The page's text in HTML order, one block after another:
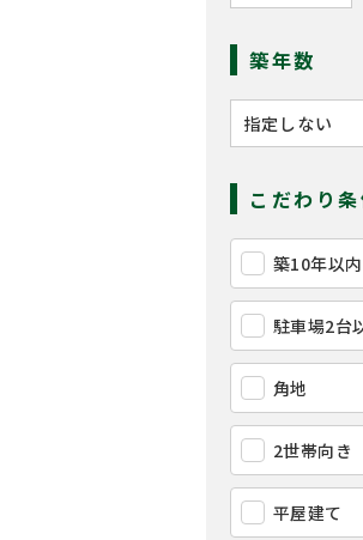
築年数
こだわり
築10年以内
駐車場2台
角地
2世帯向き
平屋建て